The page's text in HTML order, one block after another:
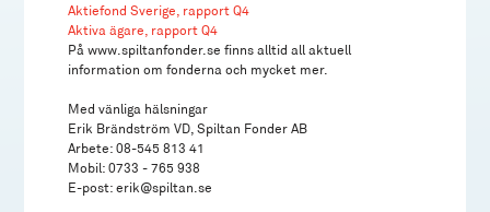
Aktiefond Sverige, rapport Q4
Aktiva ägare, rapport Q4
På www.spiltanfonder.se finns alltid all aktuell
information om fonderna och mycket mer.
Med vänliga hälsningar
Erik Brändström VD, Spiltan Fonder AB
Arbete: 08-545 813 41
Mobil: 0733 - 765 938
E-post: erik@spiltan.se